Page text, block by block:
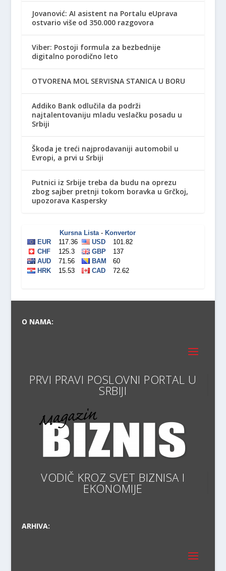
Jovanović: AI asistent na Portalu eUprava
ostvario više od 350.000 razgovora
Viber: Postoji formula za bezbednije
digitalno porodično leto
OTVORENA MOL SERVISNA STANICA U BORU
Addiko Bank odlučila da podrži
najtalentovaniju mladu veslačku posadu u
Srbiji
Škoda je treći najprodavaniji automobil u
Evropi, a prvi u Srbiji
Putnici iz Srbije treba da budu na oprezu
zbog sajber pretnji tokom boravka u Grčkoj,
upozorava Kaspersky
O NAMA:
PRVI PRAVI POSLOVNI PORT
VODIČ KROZ SVET BIZNISA I